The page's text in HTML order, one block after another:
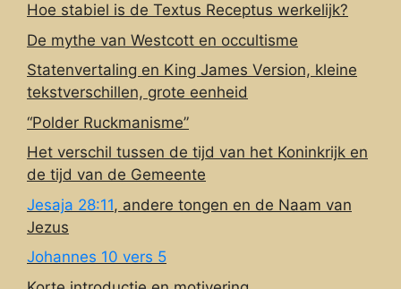
Hoe stabiel is de Textus Receptus werkelijk?
De mythe van Westcott en occultisme
Statenvertaling en King James Version, kleine
tekstverschillen, grote eenheid
“Polder Ruckmanisme”
Het verschil tussen de tijd van het Koninkrijk en
de tijd van de Gemeente
Jesaja 28:11, andere tongen en de Naam van
Jezus
Johannes 10 vers 5